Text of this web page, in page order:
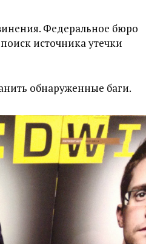
Федеральное бюро
источника утечки
обнаруженные баги.